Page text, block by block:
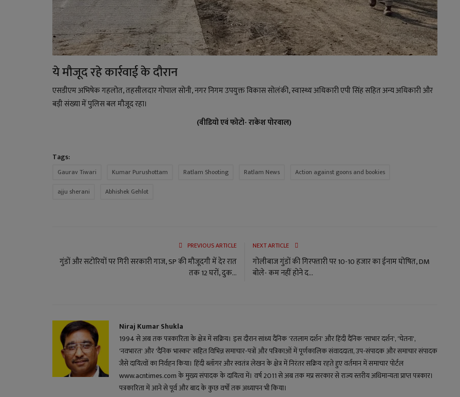
ये मौजूद रहे कार्रवाई के दौरान
एसडीएम अभिषेक गहलोत, तहसीलदार गोपाल सोनी, नगर निगम उपयुक्त विकास सोलंकी, स्वास्थ्य अधिकारी एपी सिंह सहित अन्य अधिकारी और
बड़ी संख्या में पुलिस बल मौजूद रहा।
(वीडियो एवं फोटो- राकेश पोरवाल)
Tags:
Gaurav Tiwari Kumar Purushottam Ratlam Shooting Ratlam News
Action against goons and bookies
ajju sherani
Abhishek Gehlot
PREVIOUS ARTICLE
गुंडों और सटोरियों पर गिरी सरकारी गाज, SP की मौजूदगी में देर रात
तक 12 घरों, दुक...
NEXT ARTICLE
गोलीबाज गुंडों की गिरफ्तारी पर 10-10 हजार का ईनाम घोषित, DM
बोले- कम नहीं होने द...
Niraj Kumar Shukla
1994 से अब तक पत्रकारिता के क्षेत्र में सक्रिय। इस दौरान सांध्य दैनिक 'रतलाम दर्शन' और हिंदी दैनिक 'साभार दर्शन', 'चेतना',
'नवभारत' और 'दैनिक भास्कर' सहित विभिन्न समाचार-पत्रों और पत्रिकाओं में पूर्णकालिक संवाददाता, उप-संपादक और समाचार संपादक
जैसे दायित्वों का निर्वहन किया। हिंदी ब्लॉगर और स्वतंत्र लेखन के क्षेत्र में निरंतर सक्रिय रहते हुए वर्तमान में समाचार पोर्टल
www.acntimes.com के मुख्य संपादक के दायित्व में। वर्ष 2011 से अब तक मप्र सरकार से राज्य स्तरीय अधिमान्यता प्राप्त पत्रकार।
पत्रकारिता में आने से पूर्व और बाद के कुछ वर्षों तक अध्यापन भी किया।